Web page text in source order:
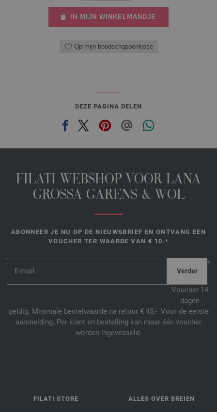
IN MIJN WINKELMANDJE
Op mijn boodschappenlijstje
DEZE PAGINA DELEN
FILATI WEBSHOP VOOR LANA
GROSSA GARENS & WOL
ABONNEER JE NU OP DE NIEUWSBRIEF EN ONTVANG EEN
VOUCHER TER WAARDE VAN € 10.*
*
Voucher 14
dagen
geldig. Minimale bestelwaarde na retour € 45,-. Voor de eerste
aanmelding. Per klant en bestelling kan maar één voucher
worden ingewisseld.
FILATI STORE ALLES OVER BREIEN